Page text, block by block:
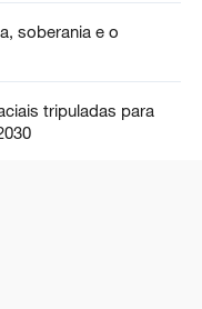
soberania e o
tripuladas para